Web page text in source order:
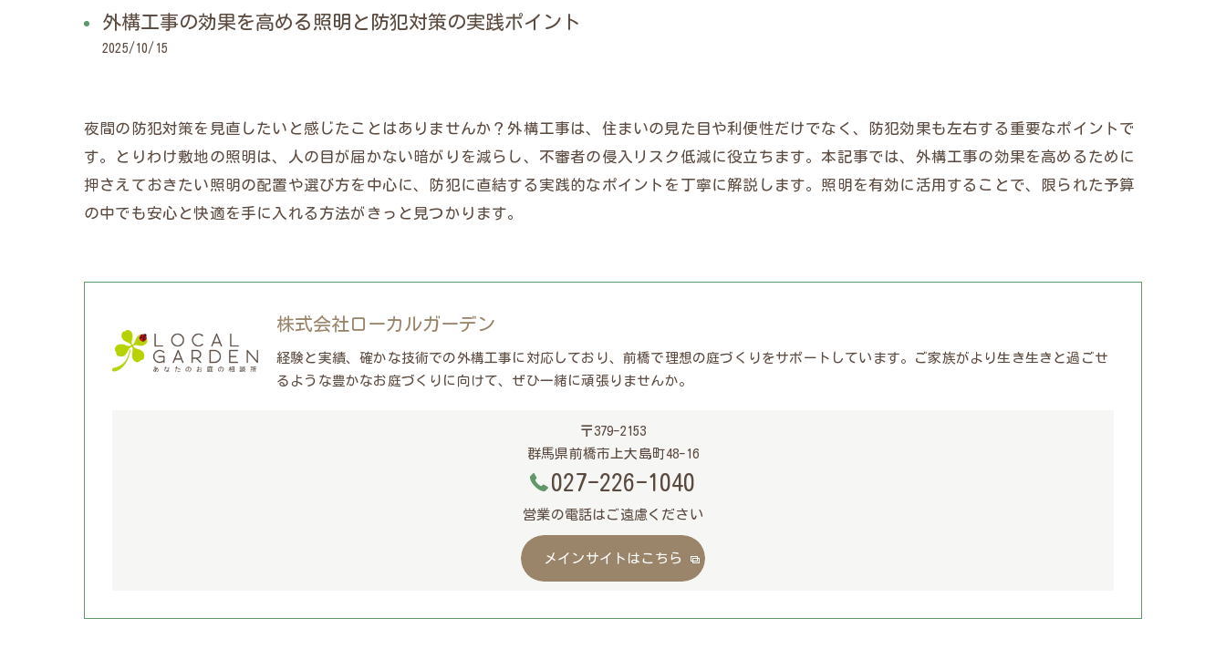
外構工事の効果を高める照明と防犯対策の実践ポイント
2025/10/15
夜間の防犯対策を見直したいと感じたことはありませんか？外構工事は、住まいの見た目や利便性だけでなく、防犯効果も左右する重要なポイントで
す。とりわけ敷地の照明は、人の目が届かない暗がりを減らし、不審者の侵入リスク低減に役立ちます。本記事では、外構工事の効果を高めるために
押さえておきたい照明の配置や選び方を中心に、防犯に直結する実践的なポイントを丁寧に解説します。照明を有効に活用することで、限られた予算
の中でも安心と快適を手に入れる方法がきっと見つかります。
株式会社ローカルガーデン
経験と実績、確かな技術での外構工事に対応しており、前橋で理想の庭づくりをサポートしています。ご家族がより生き生きと過ごせ
るような豊かなお庭づくりに向けて、ぜひ一緒に頑張りませんか。
〒379-2153
群馬県前橋市上大島町48-16
027-226-1040
営業の電話はご遠慮ください
メインサイトはこちら